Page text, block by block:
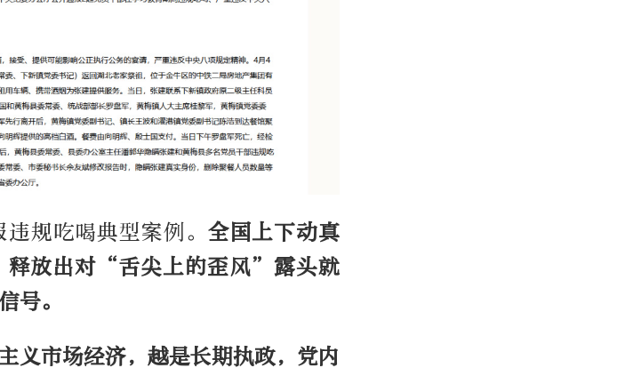
规吃喝典型案例。 全国上下动真
释放出对“舌尖上的歪风”露头就
号。
义市场经济，越是长期执政，党内